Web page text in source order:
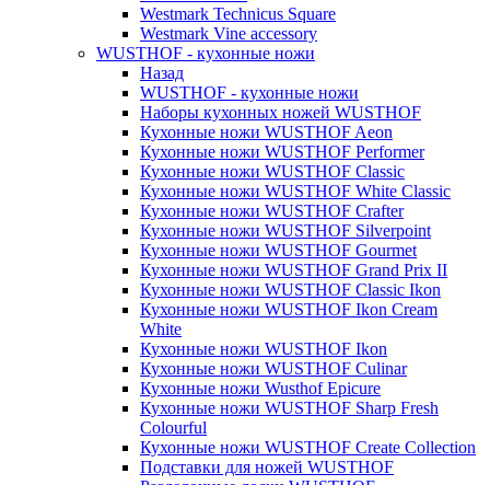
Westmark Technicus Square
Westmark Vine accessory
WUSTHOF - кухонные ножи
Назад
WUSTHOF - кухонные ножи
Наборы кухонных ножей WUSTHOF
Кухонные ножи WUSTHOF Aeon
Кухонные ножи WUSTHOF Performer
Кухонные ножи WUSTHOF Classic
Кухонные ножи WUSTHOF White Classic
Кухонные ножи WUSTHOF Crafter
Кухонные ножи WUSTHOF Silverpoint
Кухонные ножи WUSTHOF Gourmet
Кухонные ножи WUSTHOF Grand Prix II
Кухонные ножи WUSTHOF Classic Ikon
Кухонные ножи WUSTHOF Ikon Cream
White
Кухонные ножи WUSTHOF Ikon
Кухонные ножи WUSTHOF Culinar
Кухонные ножи Wusthof Epicure
Кухонные ножи WUSTHOF Sharp Fresh
Colourful
Кухонные ножи WUSTHOF Create Collection
Подставки для ножей WUSTHOF